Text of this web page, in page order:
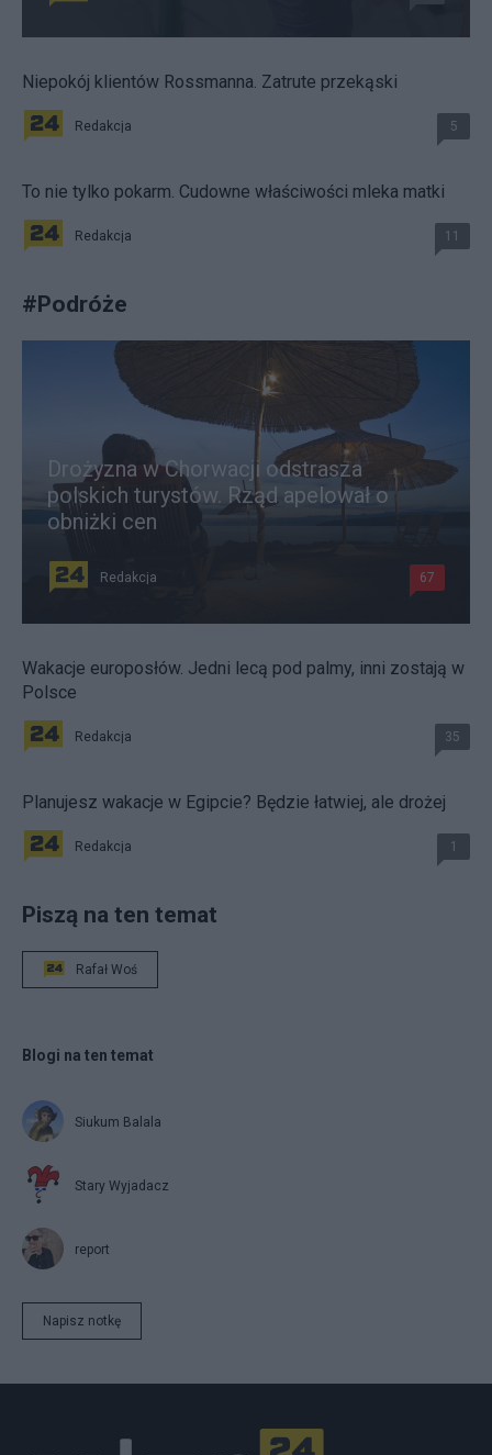
Niepokój klientów Rossmanna. Zatrute przekąski
Redakcja 5
To nie tylko pokarm. Cudowne właściwości mleka matki
Redakcja 11
#Podróże
Drożyzna w Chorwacji odstrasza
polskich turystów. Rząd apelował o
obniżki cen
Redakcja 67
Wakacje europosłów. Jedni lecą pod palmy, inni zostają w
Polsce
Redakcja 35
Planujesz wakacje w Egipcie? Będzie łatwiej, ale drożej
Redakcja 1
Piszą na ten temat
Rafał Woś
Blogi na ten temat
Siukum Balala
Stary Wyjadacz
report
Napisz notkę